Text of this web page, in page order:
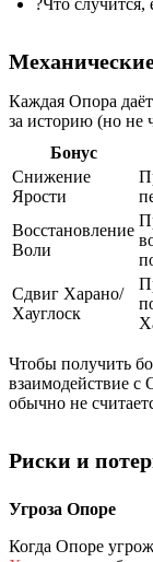
Каждая Опора
за историю (но не
Бонус
Снижение
Ярости
Восстановление
Воли
Сдвиг Харано/
Хауглоск
Чтобы получить
взаимодействие
обычно не
Риски и
Угроза Опоре
Когда Опоре